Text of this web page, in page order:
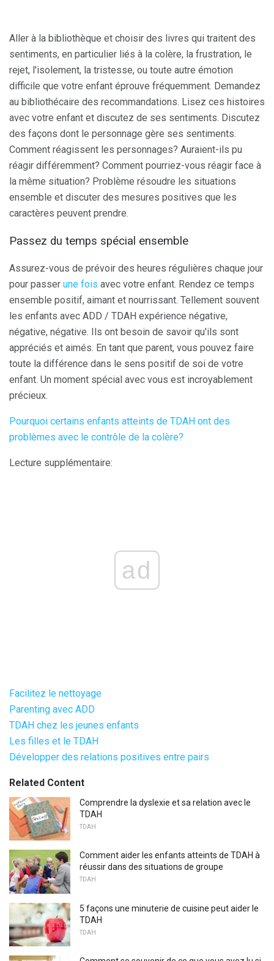
Aller à la bibliothèque et choisir des livres qui traitent des
sentiments, en particulier liés à la colère, la frustration, le
rejet, l'isolement, la tristesse, ou toute autre émotion
difficile que votre enfant éprouve fréquemment. Demandez
au bibliothécaire des recommandations. Lisez ces histoires
avec votre enfant et discutez de ses sentiments. Discutez
des façons dont le personnage gère ses sentiments.
Comment réagissent les personnages? Auraient-ils pu
réagir différemment? Comment pourriez-vous réagir face à
la même situation? Problème résoudre les situations
ensemble et discuter des mesures positives que les
caractères peuvent prendre.
Passez du temps spécial ensemble
Assurez-vous de prévoir des heures régulières chaque jour
pour passer une fois avec votre enfant. Rendez ce temps
ensemble positif, aimant et nourrissant. Tellement souvent
les enfants avec ADD / TDAH expérience négative,
négative, négative. Ils ont besoin de savoir qu'ils sont
appréciés et aimés. En tant que parent, vous pouvez faire
toute la différence dans le sens positif de soi de votre
enfant. Un moment spécial avec vous est incroyablement
précieux.
Pourquoi certains enfants atteints de TDAH ont des
problèmes avec le contrôle de la colère?
Lecture supplémentaire:
ad
Facilitez le nettoyage
Parenting avec ADD
TDAH chez les jeunes enfants
Les filles et le TDAH
Développer des relations positives entre pairs
Related Content
Comprendre la dyslexie et sa relation avec le
TDAH
TDAH
Comment aider les enfants atteints de TDAH à
réussir dans des situations de groupe
TDAH
5 façons une minuterie de cuisine peut aider le
TDAH
TDAH